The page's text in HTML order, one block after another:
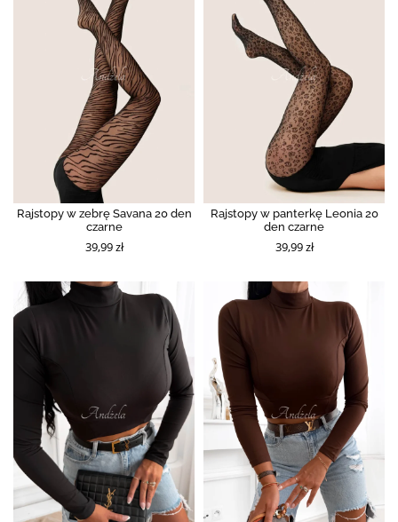
Rajstopy w zebrę Savana 20 den
czarne
39,99 zł
Rajstopy w panterkę Leonia 20
den czarne
39,99 zł